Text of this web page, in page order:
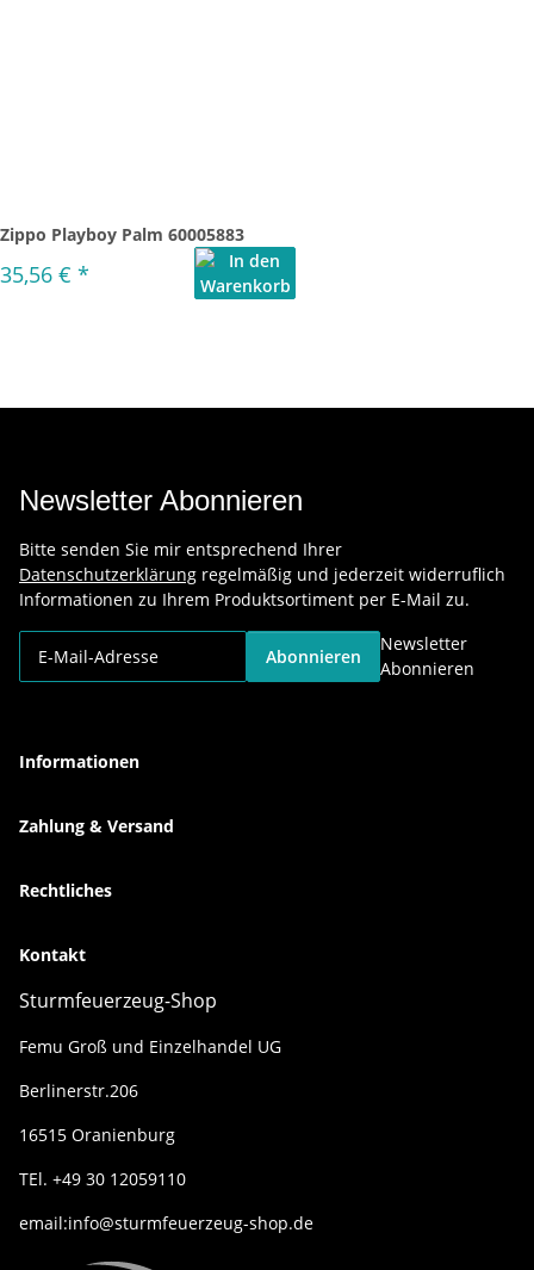
Zippo Playboy Palm 60005883
35,56 € *
Newsletter Abonnieren
Bitte senden Sie mir entsprechend Ihrer
Datenschutzerklärung regelmäßig und jederzeit widerruflich
Informationen zu Ihrem Produktsortiment per E-Mail zu.
Abonnieren
Newsletter
Abonnieren
Informationen
Zahlung & Versand
Rechtliches
Kontakt
Sturmfeuerzeug-Shop
Femu Groß und Einzelhandel UG
Berlinerstr.206
16515 Oranienburg
TEl. +49 30 12059110
email:info@sturmfeuerzeug-shop.de